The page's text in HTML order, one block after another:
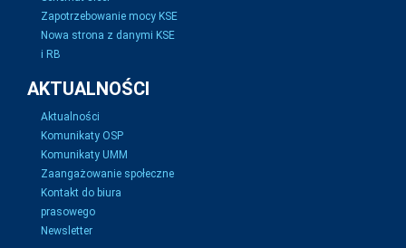
Zapotrzebowanie mocy KSE
Nowa strona z danymi KSE
i RB
AKTUALNOŚCI
Aktualności
Komunikaty OSP
Komunikaty UMM
Zaangażowanie społeczne
Kontakt do biura
prasowego
Newsletter